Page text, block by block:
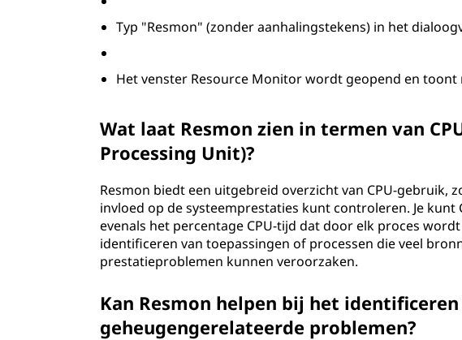
Typ "Resmon" (zonder aanhalingstekens) in het
Het venster Resource Monitor wordt geopend en
Wat laat Resmon zien in termen van
Processing Unit)?
Resmon biedt een uitgebreid overzicht van CPU-gebruik,
invloed op de systeemprestaties kunt controleren. Je
evenals het percentage CPU-tijd dat door elk proces
identificeren van toepassingen of processen die veel
prestatieproblemen kunnen veroorzaken.
Kan Resmon helpen bij het
geheugengerelateerde problemen?